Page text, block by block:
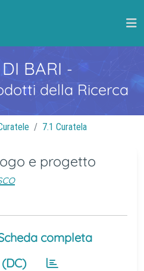
BARI -
della Ricerca
7.1 Curatela
e progetto
completa